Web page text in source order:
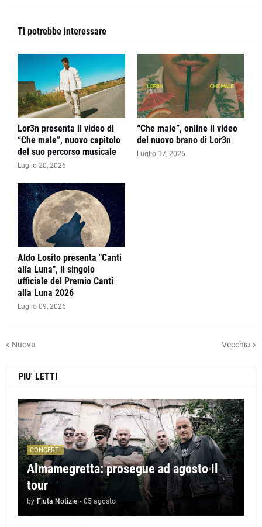
Ti potrebbe interessare
Lor3n presenta il video di
“Che male”, nuovo capitolo
del suo percorso musicale
Luglio 20, 2026
“Che male”, online il video
del nuovo brano di Lor3n
Luglio 17, 2026
Aldo Losito presenta "Canti
alla Luna", il singolo
ufficiale del Premio Canti
alla Luna 2026
Luglio 09, 2026
Nuova Vecchia
PIU' LETTI
CONCERTI
Almamegretta: prosegue ad agosto il
tour
by Fiuta Notizie - 05 agosto